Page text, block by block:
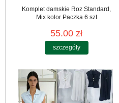
Komplet damskie Roz Standard,
Mix kolor Paczka 6 szt
55.00 zł
szczegóły